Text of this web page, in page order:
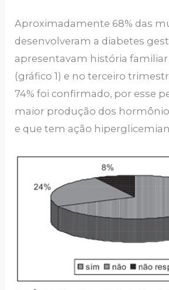
Aproximadamente 68% das
desenvolveram a diabetes
apresentavam história familiar
(gráfico 1) e no terceiro
74% foi confirmado, por esse
maior produção dos
e que tem ação